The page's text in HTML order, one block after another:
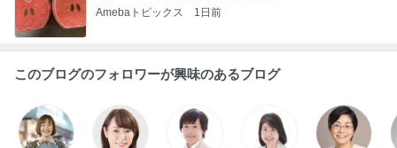
Amebaトピックス 1日前
このブログのフォロワーが興味のあるブログ